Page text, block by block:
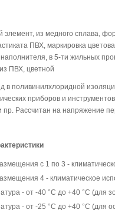
элемент, из медного сплава,
ПВХ, маркировка
в 5-ти жильных
ПВХ, цветной
в поливинилхлоридной
приборов и
Рассчитан на напряжение
с 1 по 3 -
4 - климатическое
- от -40 °С до +40 °С (для
- от -25 °С до +40 °С (для